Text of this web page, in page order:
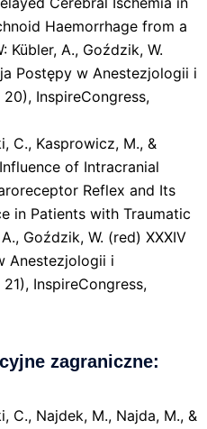
Haemorrhage from a
Kübler, A., Goździk, W.
Postępy w Anestezjologii i
InspireCongress,
C., Kasprowicz, M., &
of Intracranial
Reflex and Its
in Patients with Traumatic
Goździk, W. (red) XXXIV
Anestezjologii i
InspireCongress,
zagraniczne:
C., Najdek, M., Najda, M., &